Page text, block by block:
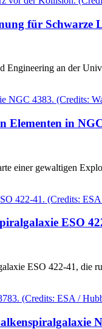
für Schwarze
Engineering an der
Elementen in
einer gewaltigen
ESO
ESO 422-41, die